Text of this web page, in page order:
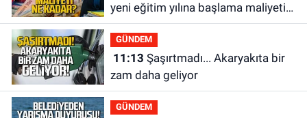
yeni eğitim yılına başlama maliyeti
ne kadar?
GÜNDEM
11:13
zam daha geliyor
GÜNDEM